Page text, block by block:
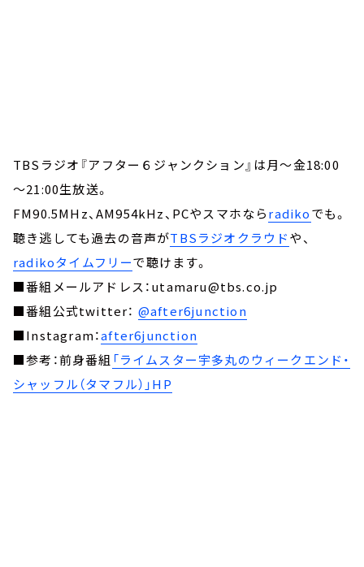
TBSラジオ『アフター６ジャンクション』は月～金18:00
～21:00生放送。
FM90.5MHz、AM954kHz、PCやスマホならradikoでも。
聴き逃しても過去の音声がTBSラジオクラウドや、
radikoタイムフリーで聴けます。
■番組メールアドレス：utamaru@tbs.co.jp
■番組公式twitter： @after6junction
■Instagram：after6junction
■参考：前身番組 「ライムスター宇多丸のウィークエンド・
シャッフル（タマフル）」HP